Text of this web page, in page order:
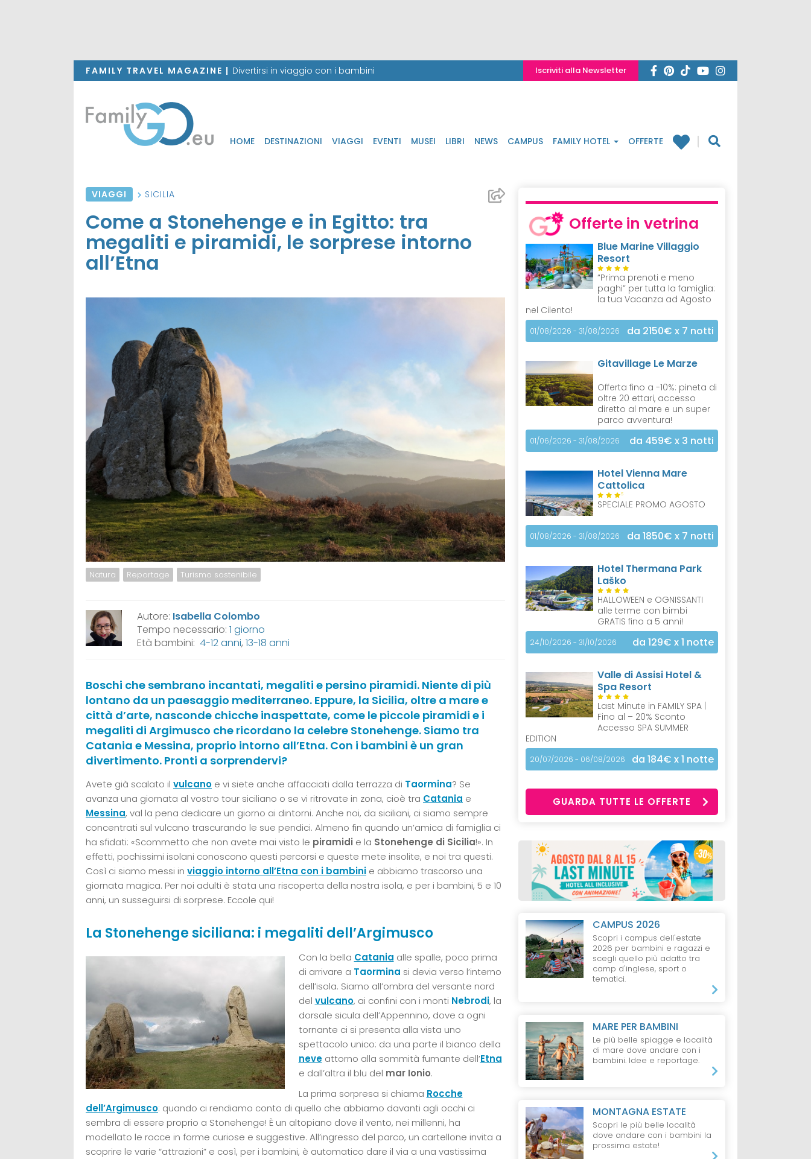
FAMILY TRAVEL MAGAZINE | Divertirsi in viaggio con i bambini Iscriviti alla Newsletter
HOME DESTINAZIONI VIAGGI EVENTI MUSEI LIBRI NEWS CAMPUS FAMILY HOTEL OFFERTE
VIAGGI SICILIA
Come a Stonehenge e in Egitto: tra
megaliti e piramidi, le sorprese intorno
all’Etna
Natura Reportage Turismo sostenibile
Autore: Isabella Colombo
Tempo necessario: 1 giorno
Età bambini: 4-12 anni, 13-18 anni
Boschi che sembrano incantati, megaliti e persino piramidi. Niente di più
lontano da un paesaggio mediterraneo. Eppure, la Sicilia, oltre a mare e
città d’arte, nasconde chicche inaspettate, come le piccole piramidi e i
megaliti di Argimusco che ricordano la celebre Stonehenge. Siamo tra
Catania e Messina, proprio intorno all’Etna. Con i bambini è un gran
divertimento. Pronti a sorprendervi?
Avete già scalato il vulcano e vi siete anche affacciati dalla terrazza di Taormina? Se
avanza una giornata al vostro tour siciliano o se vi ritrovate in zona, cioè tra Catania e
Messina, val la pena dedicare un giorno ai dintorni. Anche noi, da siciliani, ci siamo sempre
concentrati sul vulcano trascurando le sue pendici. Almeno fin quando un’amica di famiglia ci
ha sfidati: «Scommetto che non avete mai visto le piramidi e la Stonehenge di Sicilia!». In
effetti, pochissimi isolani conoscono questi percorsi e queste mete insolite, e noi tra questi.
Così ci siamo messi in viaggio intorno all’Etna con i bambini e abbiamo trascorso una
giornata magica. Per noi adulti è stata una riscoperta della nostra isola, e per i bambini, 5 e 10
anni, un susseguirsi di sorprese. Eccole qui!
La Stonehenge siciliana: i megaliti dell’Argimusco
Con la bella Catania alle spalle, poco prima
di arrivare a Taormina si devia verso l’interno
dell’isola. Siamo all’ombra del versante nord
del vulcano, ai confini con i monti Nebrodi, la
dorsale sicula dell’Appennino, dove a ogni
tornante ci si presenta alla vista uno
spettacolo unico: da una parte il bianco della
neveattorno alla sommità fumante dell’Etna
e dall’altra il blu del mar Ionio.
La prima sorpresa si chiama Rocche
dell’Argimusco: quando ci rendiamo conto di quello che abbiamo davanti agli occhi ci
sembra di essere proprio a Stonehenge! È un altopiano dove il vento, nei millenni, ha
modellato le rocce in forme curiose e suggestive. All’ingresso del parco, un cartellone invita a
scoprire le varie “attrazioni” e così, per i bambini, è automatico dare il via a una vastissima
Offerte in vetrina
Blue Marine Villaggio
Resort
“Prima prenoti e meno
paghi” per tutta la famiglia:
la tua Vacanza ad Agosto
nel Cilento!
01/08/2026 - 31/08/2026 da 2150€ x 7 notti
Gitavillage Le Marze
Offerta fino a -10%: pineta di
oltre 20 ettari, accesso
diretto al mare e un super
parco avventura!
01/06/2026 - 31/08/2026 da 459€ x 3 notti
Hotel Vienna Mare
Cattolica
S
SPECIALE PROMO AGOSTO
01/08/2026 - 31/08/2026 da 1850€ x 7 notti
Hotel Thermana Park
Laško
HALLOWEEN e OGNISSANTI
alle terme con bimbi
GRATIS fino a 5 anni!
24/10/2026 - 31/10/2026 da 129€ x 1 notte
Valle di Assisi Hotel &
Spa Resort
Last Minute in FAMILY SPA |
Fino al – 20% Sconto
Accesso SPA SUMMER
EDITION
20/07/2026 - 06/08/2026 da 184€ x 1 notte
GUARDA TUTTE LE OFFERTE
CAMPUS 2026
Scopri i campus dell'estate
2026 per bambini e ragazzi e
scegli quello più adatto tra
camp d'inglese, sport o
tematici.
MARE PER BAMBINI
Le più belle spiagge e località
di mare dove andare con i
bambini. Idee e reportage.
MONTAGNA ESTATE
Scopri le più belle località
dove andare con i bambini la
prossima estate!